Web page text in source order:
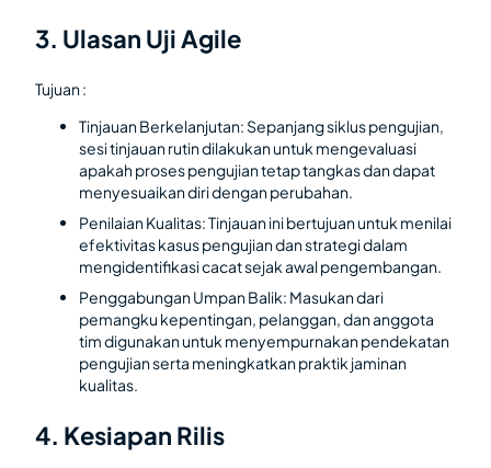
3. Ulasan Uji Agile
Tujuan :
Tinjauan Berkelanjutan: Sepanjang siklus pengujian,
sesi tinjauan rutin dilakukan untuk mengevaluasi
apakah proses pengujian tetap tangkas dan dapat
menyesuaikan diri dengan perubahan.
Penilaian Kualitas: Tinjauan ini bertujuan untuk menilai
efektivitas kasus pengujian dan strategi dalam
mengidentifikasi cacat sejak awal pengembangan.
Penggabungan Umpan Balik: Masukan dari
pemangku kepentingan, pelanggan, dan anggota
tim digunakan untuk menyempurnakan pendekatan
pengujian serta meningkatkan praktik jaminan
kualitas.
4. Kesiapan Rilis